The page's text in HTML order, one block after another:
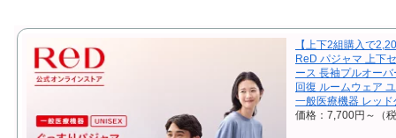
【上下2組購入で
ReD パジャマ 上下
ース 長袖プルオー
回復 ルームウェア
一般医療機器 レッド
価格：7,700円～（